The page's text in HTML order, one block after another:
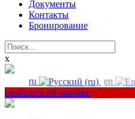
Документы
Контакты
Бронирование
Найти:
x
ru
en
сообщить об ошибке